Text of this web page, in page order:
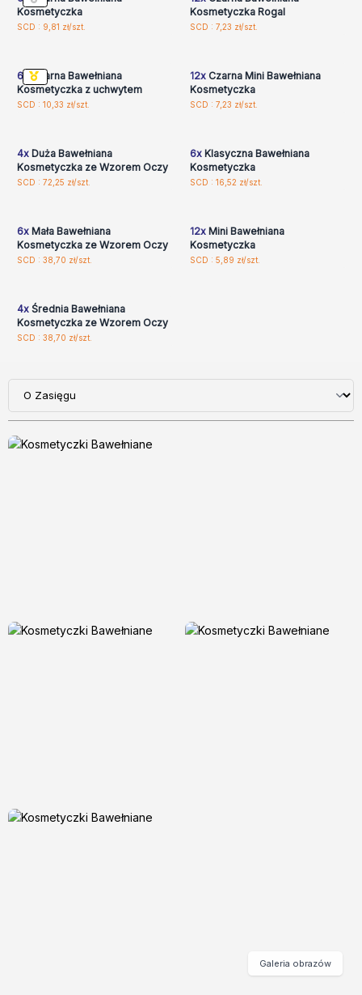
Kosmetyczka
SCD : 9,81 zł/szt.
Kosmetyczka Rogal
SCD : 7,23 zł/szt.
Zaloguj się lub
6x Czarna Bawełniana
Kosmetyczka z uchwytem
SCD : 10,33 zł/szt.
Zaloguj się lub
12xCzarna Mini Bawełniana
Kosmetyczka
SCD : 7,23 zł/szt.
Zaloguj się lub
4xDuża Bawełniana
Kosmetyczka ze Wzorem Oczy
SCD : 72,25 zł/szt.
Zaloguj się lub
6xKlasyczna Bawełniana
Kosmetyczka
SCD : 16,52 zł/szt.
Zaloguj się lub
6xMała Bawełniana
Kosmetyczka ze Wzorem Oczy
SCD : 38,70 zł/szt.
Zaloguj się lub
12xMini Bawełniana
Kosmetyczka
SCD : 5,89 zł/szt.
Zaloguj się lub
4xŚrednia Bawełniana
Kosmetyczka ze Wzorem Oczy
SCD : 38,70 zł/szt.
Galeria obrazów